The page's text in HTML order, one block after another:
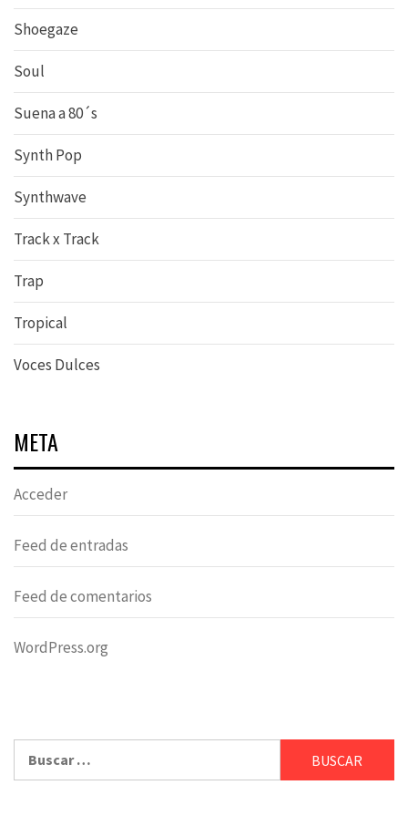
Shoegaze
Soul
Suena a 80´s
Synth Pop
Synthwave
Track x Track
Trap
Tropical
Voces Dulces
META
Acceder
Feed de entradas
Feed de comentarios
WordPress.org